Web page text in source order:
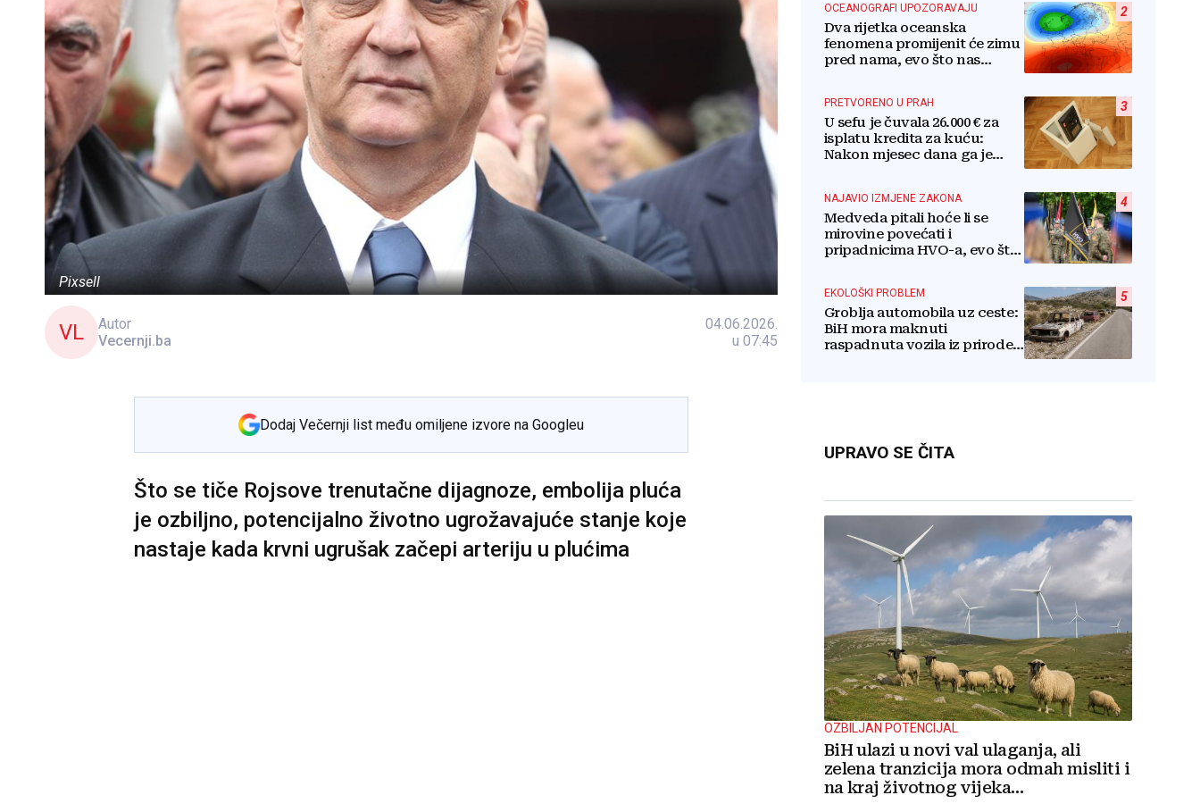
Pixsell
VL
Autor
Vecernji.ba
04.06.2026.
u 07:45
Dodaj Večernji list među omiljene izvore na Googleu
Što se tiče Rojsove trenutačne dijagnoze, embolija pluća
je ozbiljno, potencijalno životno ugrožavajuće stanje koje
nastaje kada krvni ugrušak začepi arteriju u plućima
2
OCEANOGRAFI UPOZORAVAJU
Dva rijetka oceanska
fenomena promijenit će zimu
pred nama, evo što nas
3
PRETVORENO U PRAH
U sefu je čuvala 26.000 € za
isplatu kredita za kuću:
Nakon mjesec dana ga je
4
NAJAVIO IZMJENE ZAKONA
Medveda pitali hoće li se
mirovine povećati i
pripadnicima HVO-a, evo što
5
EKOLOŠKI PROBLEM
Groblja automobila uz ceste:
BiH mora maknuti
raspadnuta vozila iz prirode i
UPRAVO SE ČITA
OZBILJAN POTENCIJAL
BiH ulazi u novi val ulaganja, ali
zelena tranzicija mora odmah misliti i
na kraj životnog vijeka